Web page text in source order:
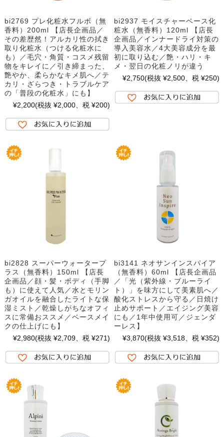
bi2769 プレ化粧水フルボ（無
香料）200ml 【店長企画品／
その差歴然！アルカリ性の拭き
取り化粧水（つける化粧水に
も）／毛穴・角質・コスメ残留
物をキレイに／引き締まった、
艶やか、柔らかなキメ肌へ／テ
カリ・ざらつき・トラブルケア
の「普段の化粧水」にも】
¥2,200(税抜 ¥2,000、税 ¥200)
bi2937 モイスチャーベース化
粧水（無香料）120ml 【店長
企画品／インナードライ対策の
導入美容水／4大美容成分を最
初に取り込む／艶・ハリ・キ
メ・翌日の化粧ノリが違う
¥2,750(税抜 ¥2,500、税 ¥250)
bi2828 スーパーウォータープ
ラス（無香料）150ml 【店長
企画品／顔・髪・ボディ（手脚
も）に使えて人気／水とモリン
ガオイルを融合したライトな保
湿ミスト／乾燥しがちなオフィ
スに常備おススメ／ベースメイ
クの仕上げにも】
¥2,980(税抜 ¥2,709、税 ¥271)
bi3141 ネオサンインスパイア
（無香料）60ml 【店長企画品
／「光（紫外線・ブルーライ
ト）」を味方にして美素肌へ／
酸化ストレスから守る／日焼け
止めサポート／エイジング美容
にも／1年中使用可／ジェンダ
ーレス】
¥3,870(税抜 ¥3,518、税 ¥352)